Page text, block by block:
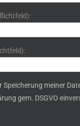
Speicherung meiner
gem. DSGVO